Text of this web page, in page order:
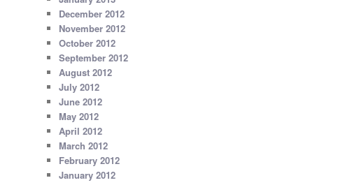
December 2012
November 2012
October 2012
September 2012
August 2012
July 2012
June 2012
May 2012
April 2012
March 2012
February 2012
January 2012